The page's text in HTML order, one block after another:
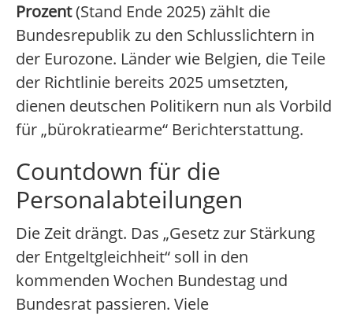
Prozent(Stand Ende 2025) zählt die
Bundesrepublik zu den Schlusslichtern in
der Eurozone. Länder wie Belgien, die Teile
der Richtlinie bereits 2025 umsetzten,
dienen deutschen Politikern nun als Vorbild
für „bürokratiearme“ Berichterstattung.
Countdown für die
Personalabteilungen
Die Zeit drängt. Das „Gesetz zur Stärkung
der Entgeltgleichheit“ soll in den
kommenden Wochen Bundestag und
Bundesrat passieren. Viele